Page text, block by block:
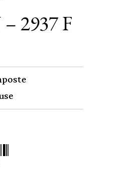
2937 F